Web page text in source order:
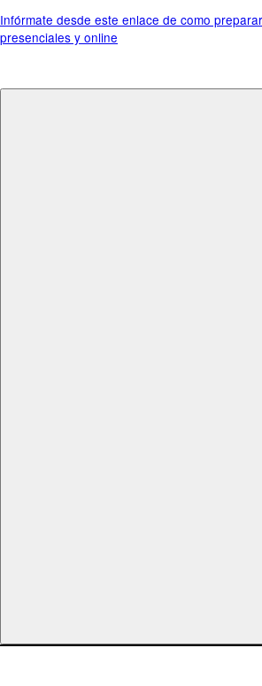
Infórmate desde este enlace de como
presenciales y online